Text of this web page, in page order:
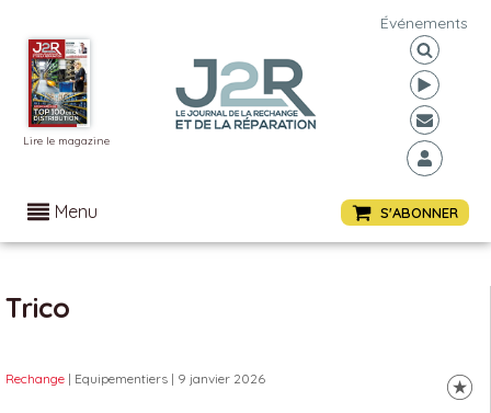
Lire le magazine
Événements
Menu S'ABONNER
Trico
Rechange | Equipementiers | 9 janvier 2026